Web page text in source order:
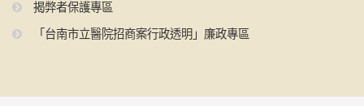
揭弊者保護專區
「台南市立醫院招商案行政透明」廉政專區